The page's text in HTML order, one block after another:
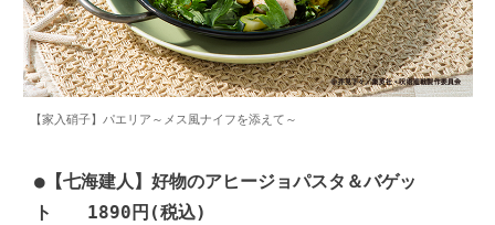
【家入硝子】パエリア～メス風ナイフを添えて～
● 【七海建人】好物のアヒージョパスタ＆バゲッ
ト　　1890円(税込)